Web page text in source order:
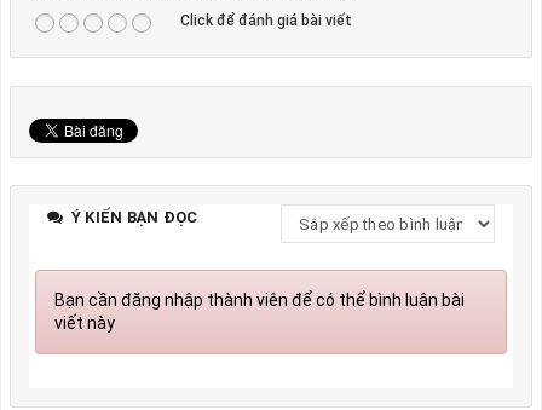
Click để đánh giá bài viết
Ý KIẾN BẠN ĐỌC
Bạn cần đăng nhập thành viên để có thể bình luận bài
viết này